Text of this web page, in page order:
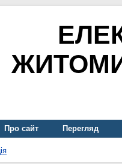
Про сайт Перегляд